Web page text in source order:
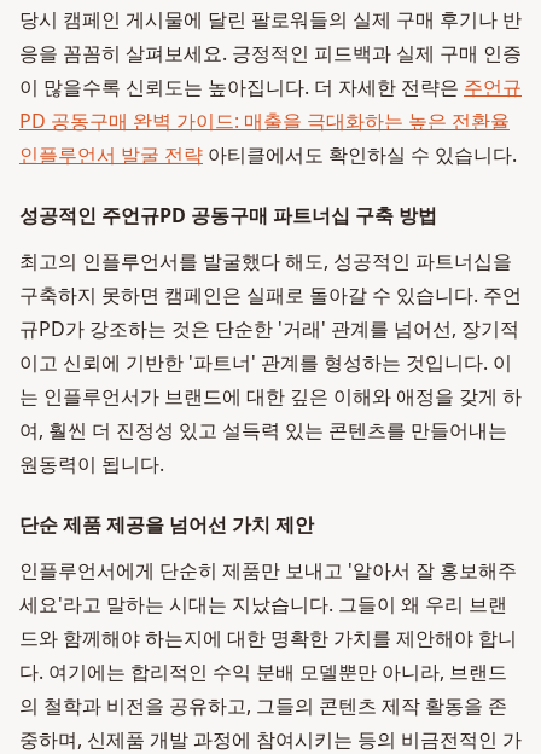
당시 캠페인 게시물에 달린 팔로워들의 실제 구매 후기나 반
응을 꼼꼼히 살펴보세요. 긍정적인 피드백과 실제 구매 인증
이 많을수록 신뢰도는 높아집니다. 더 자세한 전략은 주언규
PD 공동구매 완벽 가이드: 매출을 극대화하는 높은 전환율
인플루언서 발굴 전략 아티클에서도 확인하실 수 있습니다.
성공적인 주언규PD 공동구매 파트너십 구축 방법
최고의 인플루언서를 발굴했다 해도, 성공적인 파트너십을
구축하지 못하면 캠페인은 실패로 돌아갈 수 있습니다. 주언
규PD가 강조하는 것은 단순한 '거래' 관계를 넘어선, 장기적
이고 신뢰에 기반한 '파트너' 관계를 형성하는 것입니다. 이
는 인플루언서가 브랜드에 대한 깊은 이해와 애정을 갖게 하
여, 훨씬 더 진정성 있고 설득력 있는 콘텐츠를 만들어내는
원동력이 됩니다.
단순 제품 제공을 넘어선 가치 제안
인플루언서에게 단순히 제품만 보내고 '알아서 잘 홍보해주
세요'라고 말하는 시대는 지났습니다. 그들이 왜 우리 브랜
드와 함께해야 하는지에 대한 명확한 가치를 제안해야 합니
다. 여기에는 합리적인 수익 분배 모델뿐만 아니라, 브랜드
의 철학과 비전을 공유하고, 그들의 콘텐츠 제작 활동을 존
중하며, 신제품 개발 과정에 참여시키는 등의 비금전적인 가